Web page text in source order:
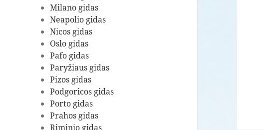
Milano gidas
Neapolio gidas
Nicos gidas
Oslo gidas
Pafo gidas
Paryžiaus gidas
Pizos gidas
Podgoricos gidas
Porto gidas
Prahos gidas
Riminio gidas